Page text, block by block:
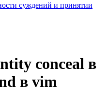
суждений и принятии
conceal в
в vim